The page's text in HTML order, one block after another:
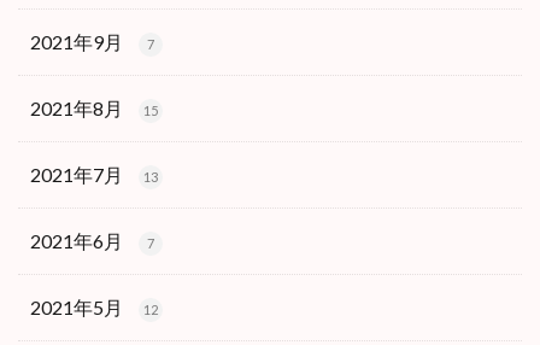
2021年9月 7
2021年8月 15
2021年7月 13
2021年6月 7
2021年5月 12